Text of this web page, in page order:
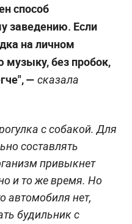
способ
заведению. Если
на личном
музыку, без пробок,
— сказала
с собакой. Для
составлять
привыкнет
и то же время. Но
автомобиля нет,
будильник с